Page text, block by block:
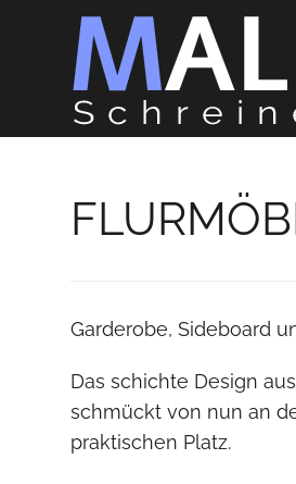
Garderobe, Sideboard
Das schichte Design
schmückt von nun an
praktischen Platz.